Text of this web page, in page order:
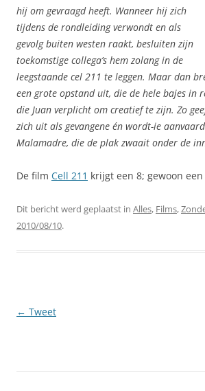
hij om gevraagd heeft. Wanneer hij zich
tijdens de rondleiding verwondt en als
gevolg buiten westen raakt, besluiten zijn
toekomstige collega’s hem zolang in de
leegstaande cel 211 te leggen. Maar dan
een grote opstand uit, die de hele bajes in
die Juan verplicht om creatief te zijn. Zo
zich uit als gevangene én wordt-ie
Malamadre, die de plak zwaait onder de
De film Cell 211 krijgt een 8; gewoon
Dit bericht werd geplaatst in Alles, Films,
2010/08/10.
Berichtnavigatie
← Tweet